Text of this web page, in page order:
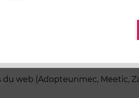
place ou leur services à
du web (Adopteunmec,